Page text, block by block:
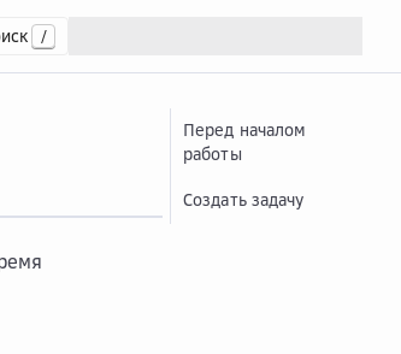
/
Перед началом
работы
Создать задачу